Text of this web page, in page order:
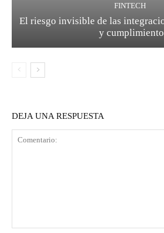
FINTECH
El riesgo invisible de las
y cumplimiento
DEJA UNA RESPUESTA